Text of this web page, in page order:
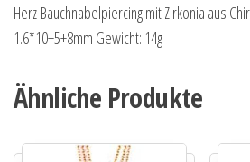
Herz Bauchnabelpiercing mit Zirkonia aus
1.6*10+5+8mm Gewicht: 14g
Ähnliche Produkte